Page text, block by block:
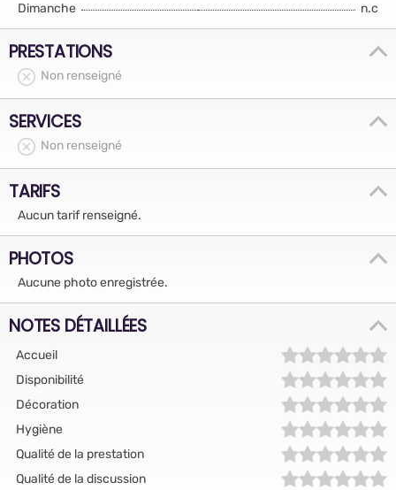
Dimanche
n.c
PRESTATIONS
Non renseigné
SERVICES
Non renseigné
TARIFS
Aucun tarif renseigné.
PHOTOS
Aucune photo enregistrée.
NOTES DÉTAILLÉES
Accueil
Disponibilité
Décoration
Hygiène
Qualité de la prestation
Qualité de la discussion